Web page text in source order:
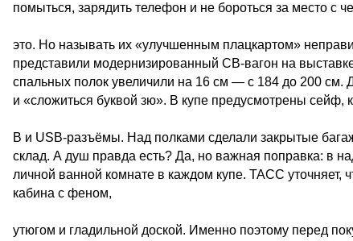
помыться, зарядить телефон и не бороться за место с
это. Но называть их «улучшенным плацкартом»
представили модернизированный СВ-вагон на
спальных полок увеличили на 16 см — с 184 до 200 см.
и «сложиться буквой зю». В купе предусмотрены сейф,
В и USB-разъёмы. Над полками сделали закрытые
склад. А душ правда есть? Да, но важная поправка: в
личной ванной комнате в каждом купе. ТАСС
кабина с феном,
утюгом и гладильной доской. Именно поэтому перед